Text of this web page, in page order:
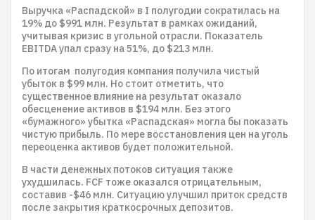
Выручка «Распадской» в I полугодии сократилась на
19% до $991 млн. Результат в рамках ожиданий,
учитывая кризис в угольной отрасли. Показатель
EBITDA упал сразу на 51%, до $213 млн.
По итогам полугодия компания получила чистый
убыток в $99 млн. Но стоит отметить, что
существенное влияние на результат оказало
обесценение активов в $194 млн. Без этого
«бумажного» убытка «Распадская» могла бы показать
чистую прибыль. По мере восстановления цен на уголь
переоценка активов будет положительной.
В части денежных потоков ситуация также
ухудшилась. FCF тоже оказался отрицательным,
составив -$46 млн. Ситуацию улучшил приток средств
после закрытия краткосрочных депозитов.